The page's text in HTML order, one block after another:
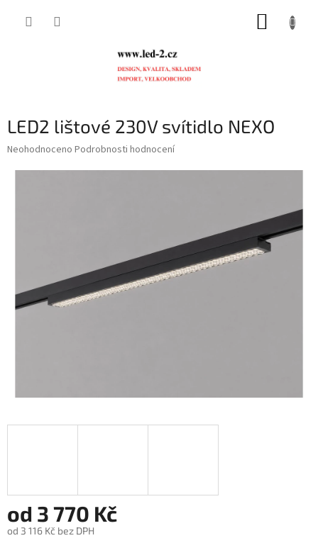
LED2 lištové 230V svítidlo NEXO
Průměrné
Neohodnoceno Podrobnosti hodnocení
od 3 770 Kč
od 3 116 Kč bez DPH